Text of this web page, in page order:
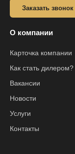
Заказать звонок
О компании
Карточка компании
Как стать дилером?
Вакансии
Новости
Услуги
Контакты